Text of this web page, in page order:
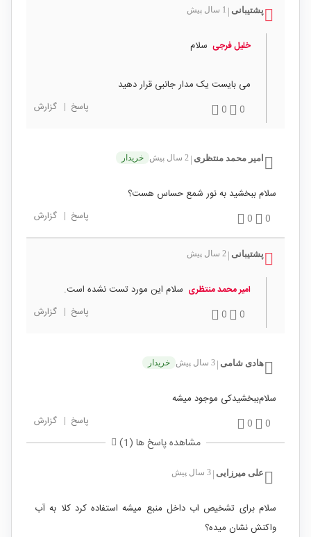
پشتیبانی | 1 سال پیش
خلیل فرجی سلام
می بایست یک مدار جانبی قرار دهید
0
0 پاسخ | گزارش
امیر محمد منتظری | 2 سال پیش خریدار
سلام ببخشید به نور شمع حساس هست؟
0
0 پاسخ | گزارش
پشتیبانی | 2 سال پیش
امیر محمد منتظری سلام این مورد تست نشده است.
0
0 پاسخ | گزارش
هادی شامی | 3 سال پیش خریدار
سلام‌ببخشید‌کی موجود میشه
0
0 پاسخ | گزارش
مشاهده پاسخ ها (1)
علی میرزایی | 3 سال پیش
سلام برای تشخیص اب داخل منبع میشه استفاده کرد کلا به آب
واکنش نشان میده؟